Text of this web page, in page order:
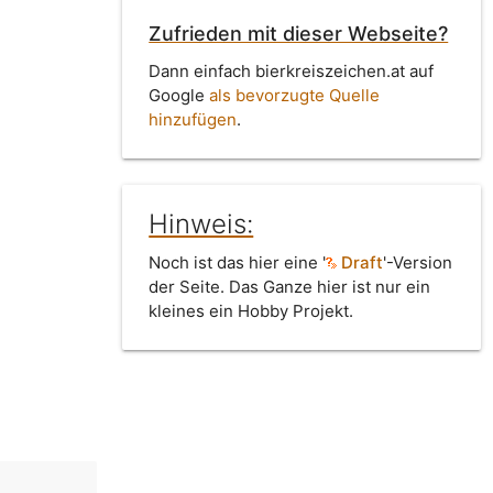
Zufrieden mit dieser Webseite?
Dann einfach bierkreiszeichen.at auf
Googleals bevorzugte Quelle
hinzufügen.
Hinweis:
Noch ist das hier eine ' Draft'-Version
der Seite. Das Ganze hier ist nur ein
kleines ein Hobby Projekt.